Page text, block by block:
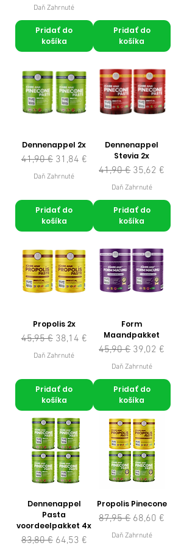
Daň Zahrnuté
Pridať do
košíka
Pridať do
košíka
Dennenappel 2x
Normálna cena
41,90 € Zľavnená cena
31,84 €
Daň Zahrnuté
Pridať do
košíka
Dennenappel
Stevia 2x
Normálna cena
41,90 € Zľavnená cena
35,62 €
Daň Zahrnuté
Pridať do
košíka
Propolis 2x
Normálna cena
45,95 € Zľavnená cena
38,14 €
Daň Zahrnuté
Pridať do
košíka
Form
Maandpakket
Normálna cena
45,90 € Zľavnená cena
39,02 €
Daň Zahrnuté
Pridať do
košíka
Dennenappel
Pasta
voordeelpakket 4x
Normálna cena
83,80 € Zľavnená cena
64,53 €
Propolis Pinecone
Normálna cena
87,95 € Zľavnená cena
68,60 €
Daň Zahrnuté